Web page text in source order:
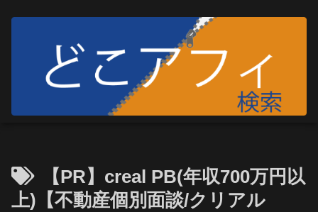
【PR】creal PB(年収700万円以
上)【不動産個別面談/クリアル